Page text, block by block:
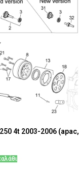
4t 2003-2006 (apac,